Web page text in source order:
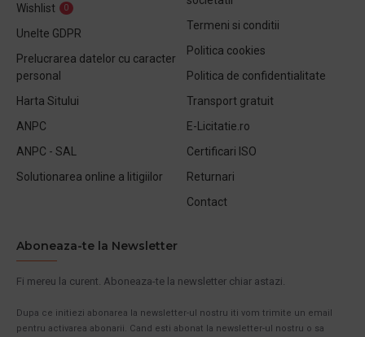
Wishlist
0
Unelte GDPR
Prelucrarea datelor cu caracter
personal
Harta Sitului
ANPC
ANPC - SAL
Solutionarea online a litigiilor
Termeni si conditii
Politica cookies
Politica de confidentialitate
Transport gratuit
E-Licitatie.ro
Certificari ISO
Returnari
Contact
Aboneaza-te la Newsletter
Fi mereu la curent. Aboneaza-te la newsletter chiar astazi.
Dupa ce initiezi abonarea la newsletter-ul nostru iti vom trimite un email
pentru activarea abonarii. Cand esti abonat la newsletter-ul nostru o sa